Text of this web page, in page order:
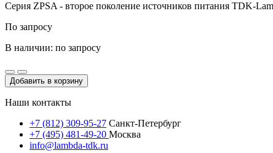
Серия ZPSA - второе поколение источников питания TDK-
По запросу
В наличии: по запросу
Добавить в корзину
Наши контакты
+7 (812) 309-95-27 Санкт-Петербург
+7 (495) 481-49-20 Москва
info@lambda-tdk.ru